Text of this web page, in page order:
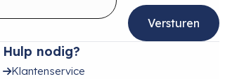
Hulp nodig?
Klantenservice